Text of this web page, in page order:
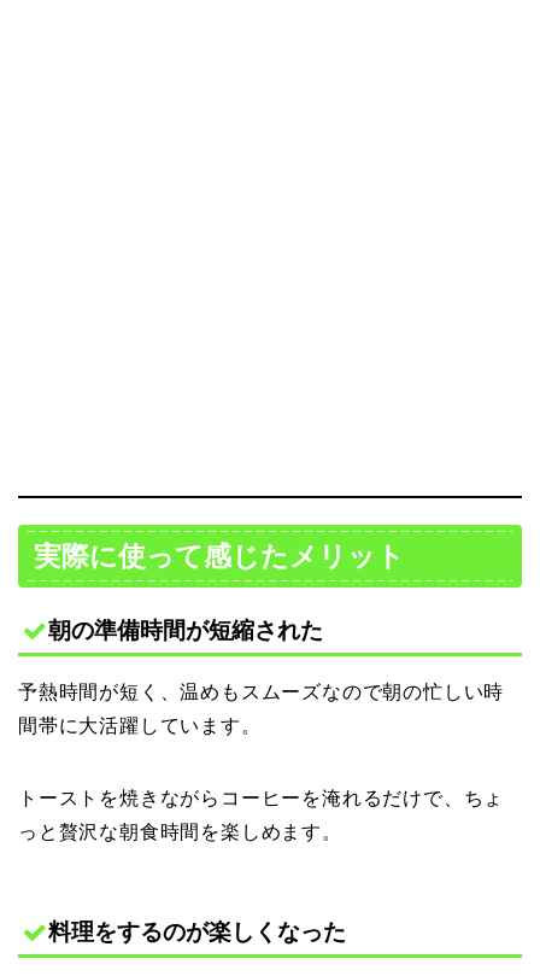
実際に使って感じたメリット
朝の準備時間が短縮された
予熱時間が短く、温めもスムーズなので朝の忙しい時
間帯に大活躍しています。
トーストを焼きながらコーヒーを淹れるだけで、ちょ
っと贅沢な朝食時間を楽しめます。
料理をするのが楽しくなった